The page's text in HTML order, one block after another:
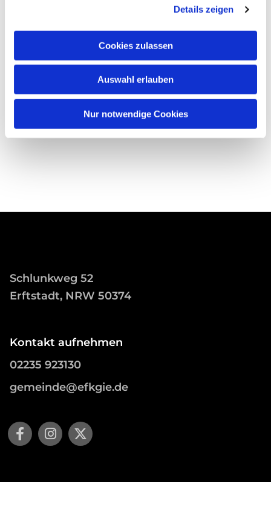
Details zeigen
Cookies zulassen
Auswahl erlauben
Nur notwendige Cookies
Schlunkweg 52
Erftstadt, NRW 50374
Kontakt aufnehmen
02235 923130
gemeinde@efkgie.de